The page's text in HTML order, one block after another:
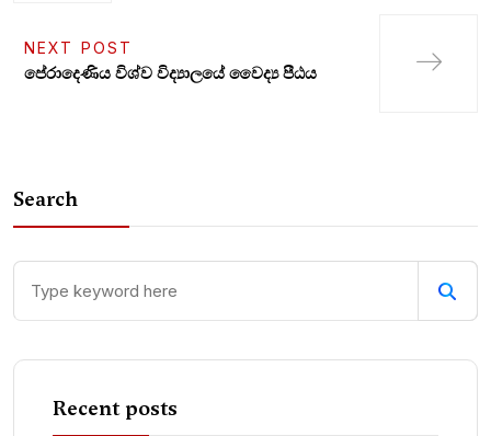
NEXT POST
පේරාදෙණිය විශ්ව විද්‍යාලයේ වෛද්‍ය පීඨය
Search
Recent posts